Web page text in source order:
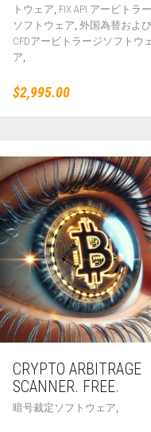
トウェア, FIX API アービトラ
ソフトウェア, 外国為替および
CFDアービトラージソフトウ
ア,
$2,995.00
CRYPTO ARBITRAGE
SCANNER. FREE.
暗号裁定ソフトウェア